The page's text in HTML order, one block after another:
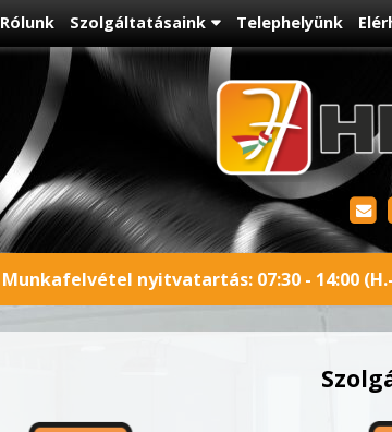
Rólunk Szolgáltatásaink Telephelyünk
Munkafelvétel nyitvatartás: 07:30 - 14:00